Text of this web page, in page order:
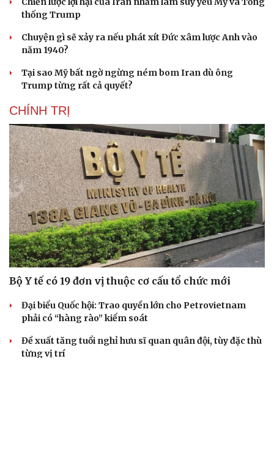
thống Trump
Chuyện gì sẽ xảy ra nếu phát xít Đức xâm lược Anh vào
năm 1940?
Tại sao Mỹ bất ngờ ngừng ném bom Iran dù ông
Trump từng rất cả quyết?
CHÍNH TRỊ
Bộ Y tế có 19 đơn vị thuộc cơ cấu tổ chức mới
Đại biểu Quốc hội: Trao quyền lớn cho Petrovietnam
phải có “hàng rào” kiểm soát
Đề xuất tăng tuổi nghỉ hưu sĩ quan quân đội, tùy đặc thù
từng vị trí